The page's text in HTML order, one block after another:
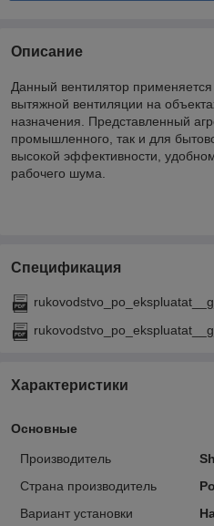
Описание
Данный вентилятор
вытяжной вентиляции на
назначения. Представленный
промышленного, так и для
высокой эффективности,
рабочего шума.
Спецификация
Характеристики
Основные
Производитель
Страна производитель
Вариант установки